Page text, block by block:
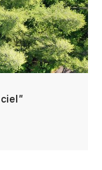
ciel"